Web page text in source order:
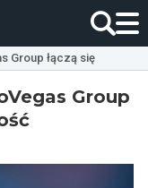
Group łączą się
Group